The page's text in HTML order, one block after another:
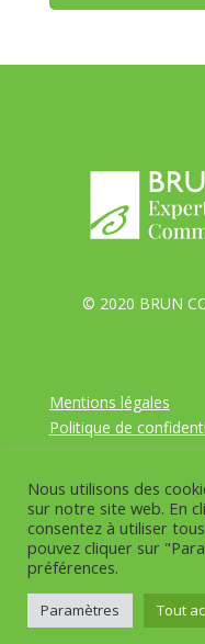
© 2020 BRUN
Mentions légales
Politique de
Création du site web
web à Perpignan
Nous utilisons des
sur notre site web. En
consentez à utiliser
pouvez cliquer sur
préférences.
Paramètres Tout